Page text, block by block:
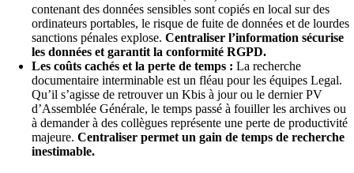
contenant des données sensibles sont copiés en local sur des
ordinateurs portables, le risque de fuite de données et de lourdes
sanctions pénales explose. Centraliser l’information sécurise
les données et garantit la conformité RGPD.
Les coûts cachés et la perte de temps : La recherche
documentaire interminable est un fléau pour les équipes Legal.
Qu’il s’agisse de retrouver un Kbis à jour ou le dernier PV
d’Assemblée Générale, le temps passé à fouiller les archives ou
à demander à des collègues représente une perte de productivité
majeure. Centraliser permet un gain de temps de recherche
inestimable.